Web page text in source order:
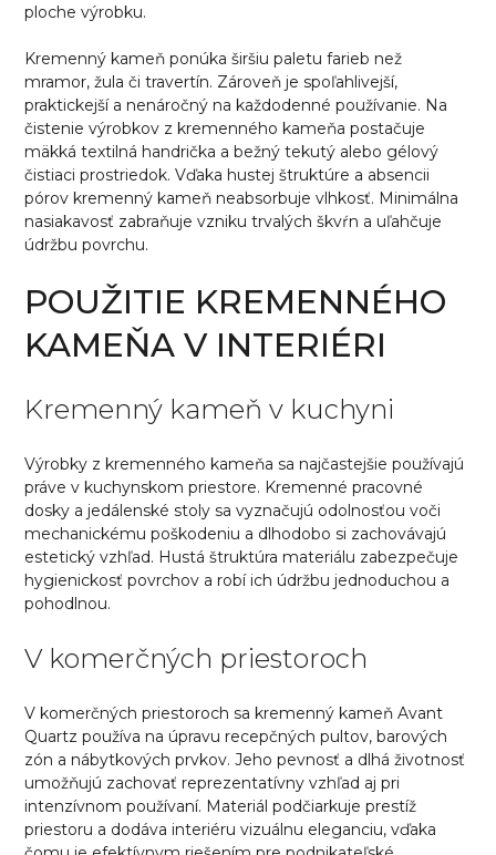
ploche výrobku.
Kremenný kameň ponúka širšiu paletu farieb než
mramor, žula či travertín. Zároveň je spoľahlivejší,
praktickejší a nenáročný na každodenné používanie. Na
čistenie výrobkov z kremenného kameňa postačuje
mäkká textilná handrička a bežný tekutý alebo gélový
čistiaci prostriedok. Vďaka hustej štruktúre a absencii
pórov kremenný kameň neabsorbuje vlhkosť. Minimálna
nasiakavosť zabraňuje vzniku trvalých škvŕn a uľahčuje
údržbu povrchu.
POUŽITIE KREMENNÉHO
KAMEŇA V INTERIÉRI
Kremenný kameň v kuchyni
Výrobky z kremenného kameňa sa najčastejšie používajú
práve v kuchynskom priestore. Kremenné pracovné
dosky a jedálenské stoly sa vyznačujú odolnosťou voči
mechanickému poškodeniu a dlhodobo si zachovávajú
estetický vzhľad. Hustá štruktúra materiálu zabezpečuje
hygienickosť povrchov a robí ich údržbu jednoduchou a
pohodlnou.
V komerčných priestoroch
V komerčných priestoroch sa kremenný kameň Avant
Quartz používa na úpravu recepčných pultov, barových
zón a nábytkových prvkov. Jeho pevnosť a dlhá životnosť
umožňujú zachovať reprezentatívny vzhľad aj pri
intenzívnom používaní. Materiál podčiarkuje prestíž
priestoru a dodáva interiéru vizuálnu eleganciu, vďaka